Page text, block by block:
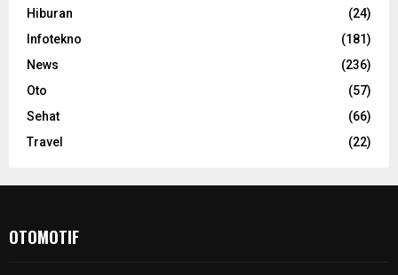
Hiburan
(24)
Infotekno
(181)
News
(236)
Oto
(57)
Sehat
(66)
Travel
(22)
OTOMOTIF